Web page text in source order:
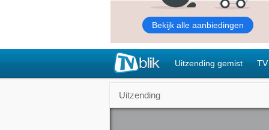
Uitzending gemist
Uitzending